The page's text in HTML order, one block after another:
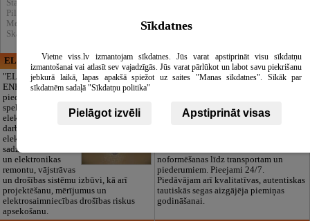
Statistika:
Pilnībā apskatīts : 12881
Meklēšnas rezultātos parādīts : 32936
Skatīt arī katalogā :
ELECTRIC ENERGY
"ELECTRIC
ENERGY Kandava"
piedāvā pilna
spektra
elektromontāžas
darbus,
elektroinstalācijas,
sadzīves tehnikas
un elektronikas
remontu, vājstrāvas
un drošības sistēmu izbūvi, kā arī
projektēšanu, mērījumus un
elektrosaimniecības drošības riskus
apsekošanu.
CĒSU APBEDĪŠANAS
PAKALPOJUMI, SIA
Mēs parūpēsimies
par visu — no
noformēšanas līdz transportam un
piederumiem. Pieejami 24/7.
Piedāvājam arī kvalitatīvas, autentiskas
tautiskās segas aizgājēja piemiņas
godināšanai.
Sīkdatnes
Vietne viss.lv izmantojam sīkdatnes. Jūs varat apstiprināt visu sīkdatņu
izmantošanai vai atlasīt sev vajadzīgās. Jūs varat pārlūkot un labot savu piekrišanu
jebkurā laikā, lapas apakšā spiežot uz saites "Manas sīkdatnes". Sīkāk par
sīkdatnēm sadaļā "Sīkdatņu politika"
Pielāgot izvēli Apstiprināt visas